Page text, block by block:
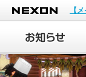
【